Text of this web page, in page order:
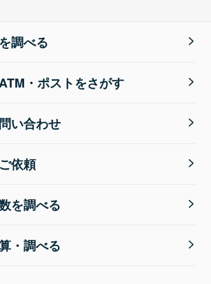
調べる
・ポストをさがす
い合わせ
依頼
を調べる
・調べる